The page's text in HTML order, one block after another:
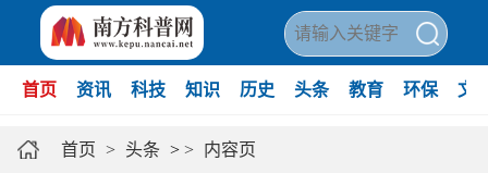
首页 资讯 科技 知识 历史 头条 教育 环保 文
首页 > 头条 > > 内容页